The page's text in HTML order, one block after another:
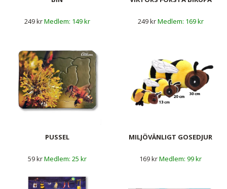
249 kr 149 kr 249 kr 169 kr
PUSSEL
59 kr 25 kr
MILJÖVÄNLIGT GOSEDJUR
169 kr 99 kr